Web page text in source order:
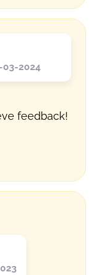
03-2024
feedback!